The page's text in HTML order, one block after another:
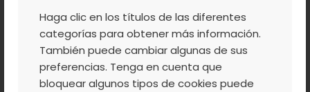
Haga clic en los títulos de las diferentes
categorías para obtener más información.
También puede cambiar algunas de sus
preferencias. Tenga en cuenta que
bloquear algunos tipos de cookies puede